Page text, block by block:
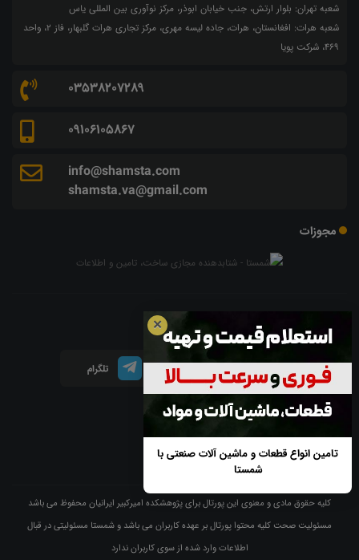
شعبه تهران: بلوار ارتش، جنب خیابان ابوذر، مرکز نوآوری بین المللی یاس
شعبه هرات: افغانستان، هرات، جاده لیسه مهری، مرکز تجاری هرات گلبهار، فاز ۲، واحد
۴۶۹، شرکت پویا
03538207289
09106105867
info@shamsta.com
shamsta.va@gmail.com
مجوزات
شبکه های اجتماعی
لینکدین تلگرام
آپارات
کلیه حقوق مادی و معنوی این پورتال برای پژوهشکده امیرکبیر ایرانیان محفوظ می باشد
مسئولیت صحت کلیه محتوا پورتال بر عهده کاربران می باشد و شمستا مسئولیتی در قبال
اطلاعات وارد شده از سوی کاربران ندارد
✕
تامین انواع قطعات و ماشین آلات صنعتی با
شمستا